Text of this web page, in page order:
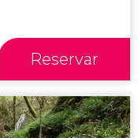
Reservar